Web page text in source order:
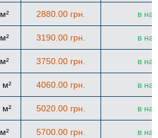
2880.00 грн. в
3190.00 грн. в
3750.00 грн. в
м² 4060.00 грн. в
м² 5020.00 грн. в
5700.00 грн. в